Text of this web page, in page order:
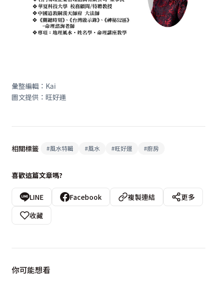
彙整編輯： Kai
圖文提供：旺好運
相關標籤 #風水特輯 #風水 #旺好運 #廚房
喜歡這篇文章嗎?
LINE Facebook 複製連結
更多
收藏
你可能想看